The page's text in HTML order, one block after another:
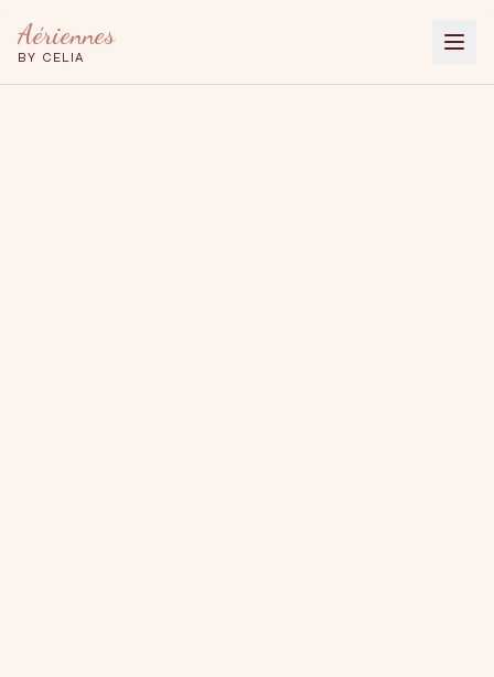
Aériennes
BY CELIA